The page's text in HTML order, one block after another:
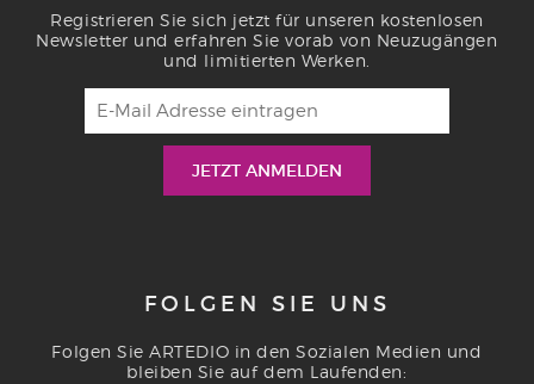
Registrieren Sie sich jetzt für unseren kostenlosen
Newsletter und erfahren Sie vorab von Neuzugängen
und limitierten Werken.
FOLGEN SIE UNS
Folgen Sie ARTEDIO in den Sozialen Medien und
bleiben Sie auf dem Laufenden: